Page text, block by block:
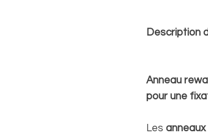
Description
Anneau
pour une
Les